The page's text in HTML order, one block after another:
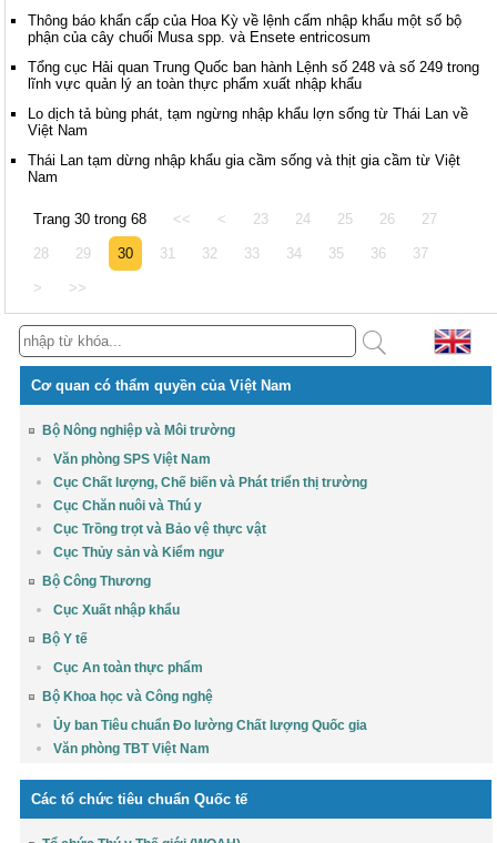
Thông báo khẩn cấp của Hoa Kỳ về lệnh cấm nhập khẩu một số bộ
phận của cây chuối Musa spp. và Ensete entricosum
Tổng cục Hải quan Trung Quốc ban hành Lệnh số 248 và số 249 trong
lĩnh vực quản lý an toàn thực phẩm xuất nhập khẩu
Lo dịch tả bùng phát, tạm ngừng nhập khẩu lợn sống từ Thái Lan về
Việt Nam
Thái Lan tạm dừng nhập khẩu gia cầm sống và thịt gia cầm từ Việt
Nam
Trang 30 trong 68 << < 23 24 25 26 27
28 29 30 31 32 33 34 35 36 37
> >>
Cơ quan có thẩm quyền của Việt Nam
Bộ Nông nghiệp và Môi trường
Văn phòng SPS Việt Nam
Cục Chất lượng, Chế biến và Phát triển thị trường
Cục Chăn nuôi và Thú y
Cục Trồng trọt và Bảo vệ thực vật
Cục Thủy sản và Kiểm ngư
Bộ Công Thương
Cục Xuất nhập khẩu
Bộ Y tế
Cục An toàn thực phẩm
Bộ Khoa học và Công nghệ
Ủy ban Tiêu chuẩn Đo lường Chất lượng Quốc gia
Văn phòng TBT Việt Nam
Các tổ chức tiêu chuẩn Quốc tế